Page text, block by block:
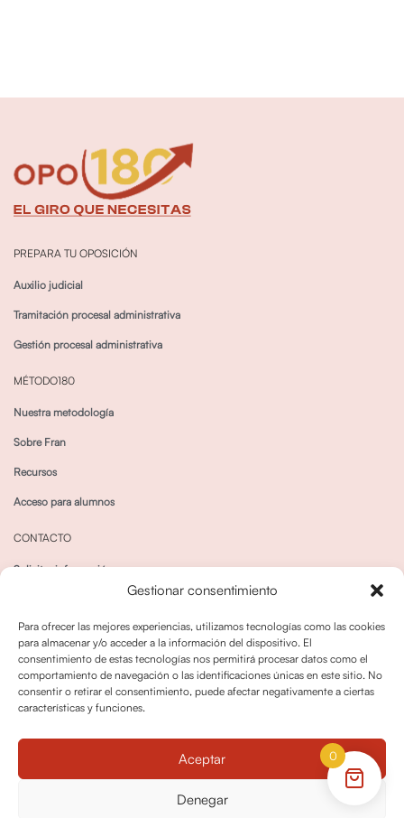
Gestionar consentimiento
Para ofrecer las mejores experiencias, utilizamos tecnologías como las cookies
para almacenar y/o acceder a la información del dispositivo. El
consentimiento de estas tecnologías nos permitirá procesar datos como el
comportamiento de navegación o las identificaciones únicas en este sitio. No
consentir o retirar el consentimiento, puede afectar negativamente a ciertas
características y funciones.
Aceptar
Denegar
PREPARA TU OPOSICIÓN
Auxilio judicial
Tramitación procesal administrativa
Gestión procesal administrativa
MÉTODO180
Nuestra metodología
Sobre Fran
Recursos
Acceso para alumnos
CONTACTO
Solicitar información
Política de cookies
Política dedevoluciones y cancelaciones
0